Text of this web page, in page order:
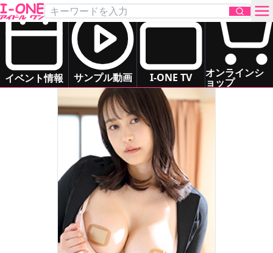
イベント情報 サンプル動画 I-ONE TV オンラインシ
ョップ
お問い合わせ
サンプル動画
イベント情報
伊藤 しずなItoh Shizuna
清楚系 お姉さま系